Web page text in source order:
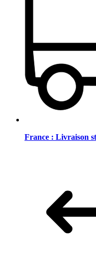
France : Livraison